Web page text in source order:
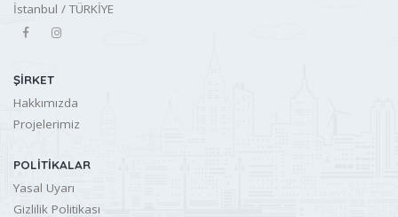
İstanbul / TÜRKİYE
ŞIRKET
Hakkımızda
Projelerimiz
POLITIKALAR
Yasal Uyarı
Gizlilik Politikası